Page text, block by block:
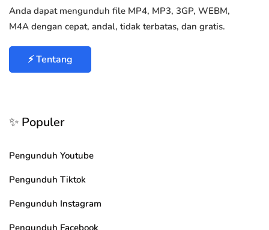
Anda dapat mengunduh file MP4, MP3, 3GP, WEBM,
M4A dengan cepat, andal, tidak terbatas, dan gratis.
⚡ Tentang
✨ Populer
Pengunduh Youtube
Pengunduh Tiktok
Pengunduh Instagram